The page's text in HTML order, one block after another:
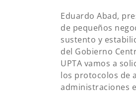
Eduardo Abad,
de pequeños
sustento y
del Gobierno
UPTA vamos a
los protocolos de
administraciones